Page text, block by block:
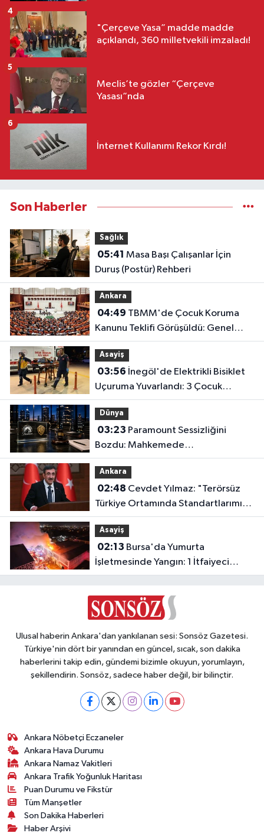
"Çerçeve Yasa” madde madde
açıklandı, 360 milletvekili imzaladı!
4
Meclis’te gözler “Çerçeve
Yasası”nda
5
İnternet Kullanımı Rekor Kırdı!
6
Son Haberler
Sağlık
05:41
Duruş (Postür) Rehberi
Ankara
04:49
Kanunu Teklifi Görüşüldü: Genel
Kurul Tamamlandı!
Asayiş
03:56
Uçuruma Yuvarlandı: 3 Çocuk
Yaralandı!
Dünya
03:23
Bozdu: Mahkemede
Kazanacağımıza İnanıyoruz!
Ankara
02:48
Türkiye Ortamında Standartlarımızı
Yükselteceğiz"
Asayiş
02:13
İşletmesinde Yangın: 1 İtfaiyeci
Dumandan Etkilendi
Ulusal haberin Ankara'dan yankılanan sesi: Sonsöz Gazetesi.
Türkiye'nin dört bir yanından en güncel, sıcak, son dakika
haberlerini takip edin, gündemi bizimle okuyun, yorumlayın,
şekillendirin. Sonsöz, sadece haber değil, bir bilinçtir.
Ankara Nöbetçi Eczaneler
Ankara Hava Durumu
Ankara Namaz Vakitleri
Ankara Trafik Yoğunluk Haritası
Puan Durumu ve Fikstür
Tüm Manşetler
Son Dakika Haberleri
Haber Arşivi